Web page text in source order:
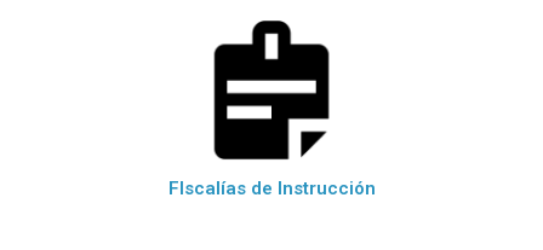
FIscalías de Instrucción